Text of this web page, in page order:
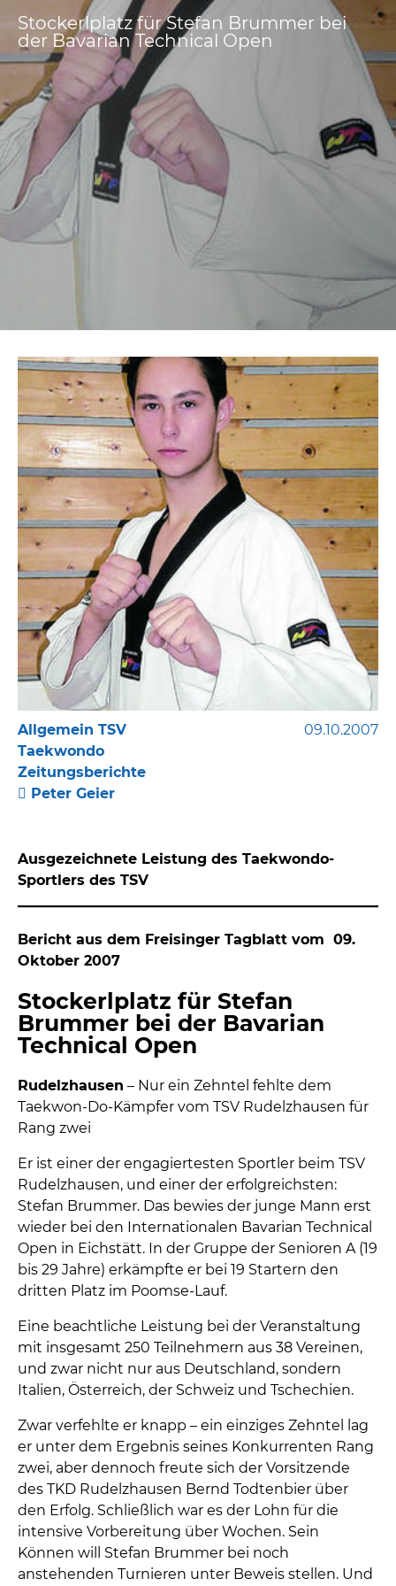
Stockerlplatz für Stefan Brummer bei
der Bavarian Technical Open
Allgemein TSV
Taekwondo
Zeitungsberichte
Peter Geier
09.10.2007
Ausgezeichnete Leistung des Taekwondo-
Sportlers des TSV
Bericht aus dem Freisinger Tagblatt vom 09.
Oktober 2007
Stockerlplatz für Stefan
Brummer bei der Bavarian
Technical Open
Rudelzhausen – Nur ein Zehntel fehlte dem
Taekwon-Do-Kämpfer vom TSV Rudelzhausen für
Rang zwei
Er ist einer der engagiertesten Sportler beim TSV
Rudelzhausen, und einer der erfolgreichsten:
Stefan Brummer. Das bewies der junge Mann erst
wieder bei den Internationalen Bavarian Technical
Open in Eichstätt. In der Gruppe der Senioren A (19
bis 29 Jahre) erkämpfte er bei 19 Startern den
dritten Platz im Poomse-Lauf.
Eine beachtliche Leistung bei der Veranstaltung
mit insgesamt 250 Teilnehmern aus 38 Vereinen,
und zwar nicht nur aus Deutschland, sondern
Italien, Österreich, der Schweiz und Tschechien.
Zwar verfehlte er knapp – ein einziges Zehntel lag
er unter dem Ergebnis seines Konkurrenten Rang
zwei, aber dennoch freute sich der Vorsitzende
des TKD Rudelzhausen Bernd Todtenbier über
den Erfolg. Schließlich war es der Lohn für die
intensive Vorbereitung über Wochen. Sein
Können will Stefan Brummer bei noch
anstehenden Turnieren unter Beweis stellen. Und